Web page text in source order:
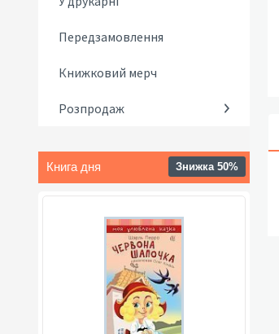
Передзамовлення
Книжковий мерч
Розпродаж
Книга дня Знижка 50%